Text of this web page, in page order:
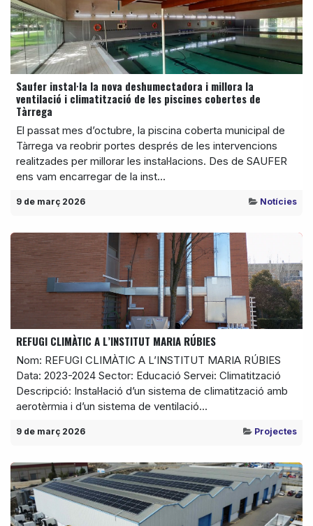
Saufer instal·la la nova deshumectadora i millora la
ventilació i climatització de les piscines cobertes de
Tàrrega
El passat mes d’octubre, la piscina coberta municipal de
Tàrrega va reobrir portes després de les intervencions
realitzades per millorar les instal·lacions. Des de SAUFER
ens vam encarregar de la inst...
9 de març 2026 Notícies
REFUGI CLIMÀTIC A L’INSTITUT MARIA RÚBIES
Nom: REFUGI CLIMÀTIC A L’INSTITUT MARIA RÚBIES
Data: 2023-2024 Sector: Educació Servei: Climatització
Descripció: Instal·lació d’un sistema de climatització amb
aerotèrmia i d’un sistema de ventilació...
9 de març 2026 Projectes